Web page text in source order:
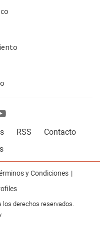
RSS
Contacto
y Condiciones
derechos reservados.